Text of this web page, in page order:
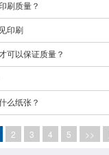
刷质量？
印刷
可以保证质量？
么纸张？
2 3 4 5 >>